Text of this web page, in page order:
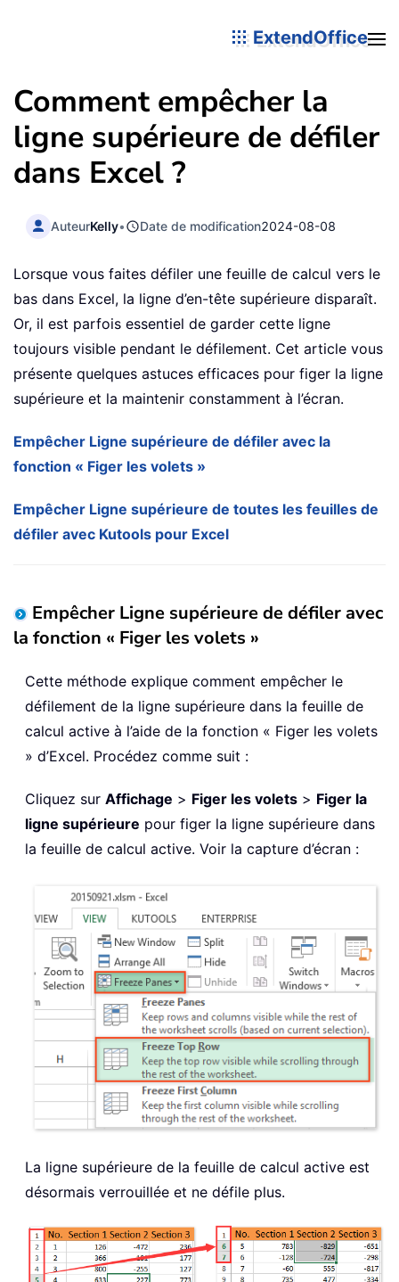
ExtendOffice
Comment empêcher la
ligne supérieure de défiler
dans Excel ?
AuteurKelly• Date de modification2024-08-08
Lorsque vous faites défiler une feuille de calcul vers le
bas dans Excel, la ligne d’en-tête supérieure disparaît.
Or, il est parfois essentiel de garder cette ligne
toujours visible pendant le défilement. Cet article vous
présente quelques astuces efficaces pour figer la ligne
supérieure et la maintenir constamment à l’écran.
Empêcher Ligne supérieure de défiler avec la
fonction « Figer les volets »
Empêcher Ligne supérieure de toutes les feuilles de
défiler avec Kutools pour Excel
Empêcher Ligne supérieure de défiler avec
la fonction « Figer les volets »
Cette méthode explique comment empêcher le
défilement de la ligne supérieure dans la feuille de
calcul active à l’aide de la fonction « Figer les volets
» d’Excel. Procédez comme suit :
Cliquez sur Affichage > Figer les volets > Figer la
ligne supérieure pour figer la ligne supérieure dans
la feuille de calcul active. Voir la capture d’écran :
La ligne supérieure de la feuille de calcul active est
désormais verrouillée et ne défile plus.